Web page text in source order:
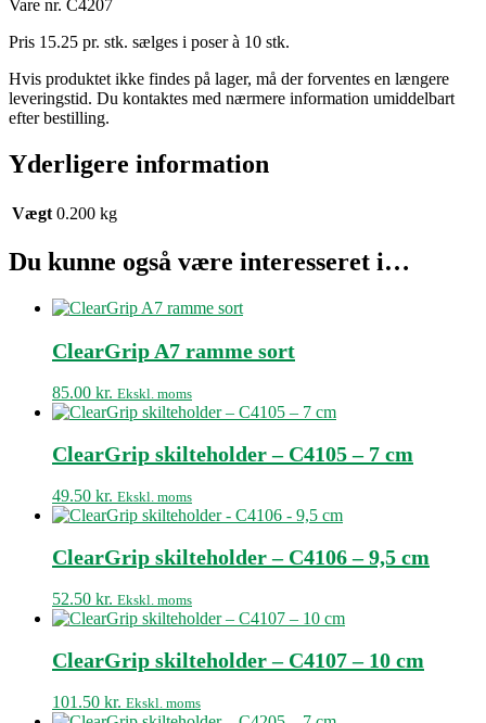
Vare nr. C4207
Pris 15.25 pr. stk. sælges i poser à 10 stk.
Hvis produktet ikke findes på lager, må der forventes en længere
leveringstid. Du kontaktes med nærmere information umiddelbart
efter bestilling.
Yderligere information
Vægt 0.200 kg
Du kunne også være interesseret i…
ClearGrip A7 ramme sort
85.00 kr. Ekskl. moms
ClearGrip skilteholder – C4105 – 7 cm
49.50 kr. Ekskl. moms
ClearGrip skilteholder – C4106 – 9,5 cm
52.50 kr. Ekskl. moms
ClearGrip skilteholder – C4107 – 10 cm
101.50 kr. Ekskl. moms